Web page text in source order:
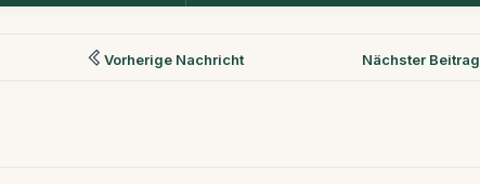
Vorherige Nachricht Nächster Beitrag